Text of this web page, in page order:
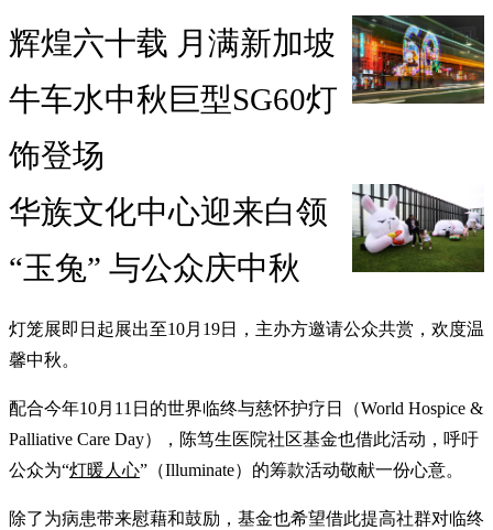
辉煌六十载 月满新加坡
牛车水中秋巨型SG60灯
饰登场
华族文化中心迎来白领
“玉兔” 与公众庆中秋
灯笼展即日起展出至10月19日，主办方邀请公众共赏，欢度温
馨中秋。
配合今年10月11日的世界临终与慈怀护疗日（World Hospice &
Palliative Care Day），陈笃生医院社区基金也借此活动，呼吁
公众为“灯暖人心”（Illuminate）的筹款活动敬献一份心意。
除了为病患带来慰藉和鼓励，基金也希望借此提高社群对临终